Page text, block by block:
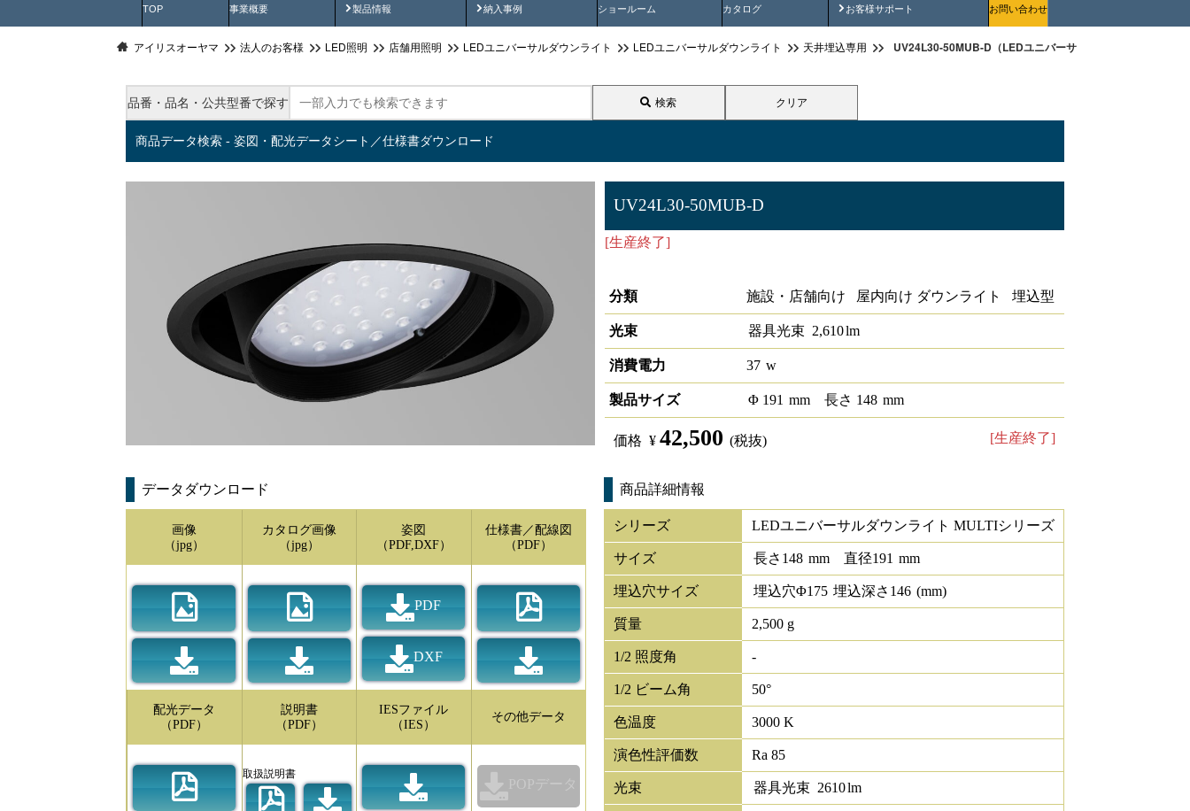
TOP 事業概要 製品情報
製品動画 納入事例
納入事例動画 ショールーム カタログ お客様サポート
安全にご使用いただくためにお問い合わせ
アイリスオーヤマ 法人のお客様 LED照明 店舗用照明 LEDユニバーサルダウンライト LEDユニバーサルダウンライト 天井埋込専用 UV24L30-50MUB-D（LEDユニバーサルダウンライト埋込
品番・品名・公共型番で探す 検索 クリア
商品データ検索 - 姿図・配光データシート／仕様書ダウンロード
UV24L30-50MUB-D
[生産終了]
分類
施設・店舗向け 屋内向け ダウンライト 埋込型
光束 器具光束 2,610lm
消費電力 37 w
製品サイズ Φ 191 mm 長さ 148 mm
価格 ¥ 42,500 (税抜) [生産終了]
データダウンロード
画像
（jpg）
カタログ画像
（jpg）
姿図
（PDF,DXF）
PDF
DXF
仕様書／配線図
（PDF）
配光データ
（PDF）
説明書
（PDF）
取扱説明書
IESファイル
（IES）
その他データ
POPデータ
商品詳細情報
シリーズ LEDユニバーサルダウンライト MULTIシリーズ
サイズ 長さ 148 mm 直径191 mm
埋込穴サイズ 埋込穴Φ175 埋込深さ 146 (mm)
質量 2,500 g
1/2 照度角 -
1/2 ビーム角 50°
色温度 3000 K
演色性評価数 Ra 85
光束 器具光束 2610lm